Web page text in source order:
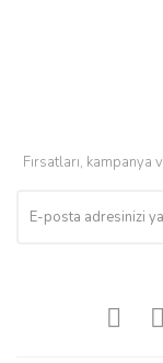
Fırsatları,